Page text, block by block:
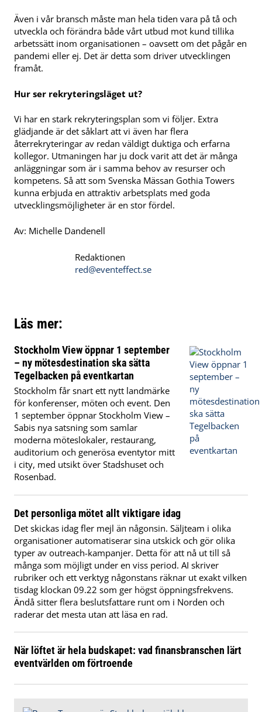
Även i vår bransch måste man hela tiden vara på tå och
utveckla och förändra både vårt utbud mot kund tillika
arbetssätt inom organisationen – oavsett om det pågår en
pandemi eller ej. Det är detta som driver utvecklingen
framåt.
Hur ser rekryteringsläget ut?
Vi har en stark rekryteringsplan som vi följer. Extra
glädjande är det såklart att vi även har flera
återrekryteringar av redan väldigt duktiga och erfarna
kollegor. Utmaningen har ju dock varit att det är många
anläggningar som är i samma behov av resurser och
kompetens. Så att som Svenska Mässan Gothia Towers
kunna erbjuda en attraktiv arbetsplats med goda
utvecklingsmöjligheter är en stor fördel.
Av: Michelle Dandenell
Redaktionen
red@eventeffect.se
Läs mer:
Stockholm View öppnar 1 september
– ny mötesdestination ska sätta
Tegelbacken på eventkartan
Stockholm får snart ett nytt landmärke
för konferenser, möten och event. Den
1 september öppnar Stockholm View –
Sabis nya satsning som samlar
moderna möteslokaler, restaurang,
auditorium och generösa eventytor mitt
i city, med utsikt över Stadshuset och
Rosenbad.
Det personliga mötet allt viktigare idag
Det skickas idag fler mejl än någonsin. Säljteam i olika
organisationer automatiserar sina utskick och gör olika
typer av outreach-kampanjer. Detta för att nå ut till så
många som möjligt under en viss period. AI skriver
rubriker och ett verktyg någonstans räknar ut exakt vilken
tisdag klockan 09.22 som ger högst öppningsfrekvens.
Ändå sitter flera beslutsfattare runt om i Norden och
raderar det mesta utan att läsa en rad.
När löftet är hela budskapet: vad finansbranschen lärt
eventvärlden om förtroende